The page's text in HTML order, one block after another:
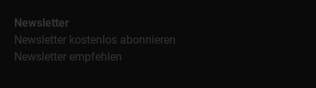
Newsletter
Newsletter kostenlos abonnieren
Newsletter empfehlen